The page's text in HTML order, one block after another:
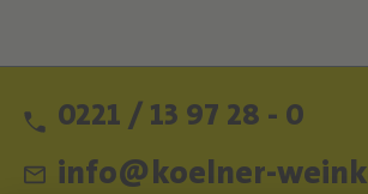
0221 / 13 97 28 - 0
info@koelner-